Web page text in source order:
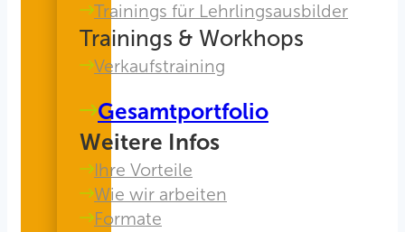
Trainings für Lehrlingsausbilder
Trainings & Workhops
Verkaufstraining
Gesamtportfolio
Weitere Infos
Ihre Vorteile
Wie wir arbeiten
Formate